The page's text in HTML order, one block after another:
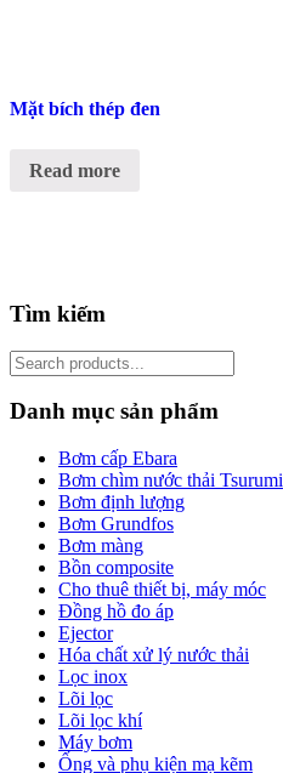
Mặt bích thép đen
Read more
Tìm kiếm
Search
for:
Danh mục sản phẩm
Bơm cấp Ebara
Bơm chìm nước thải Tsurumi
Bơm định lượng
Bơm Grundfos
Bơm màng
Bồn composite
Cho thuê thiết bị, máy móc
Đồng hồ đo áp
Ejector
Hóa chất xử lý nước thải
Lọc inox
Lõi lọc
Lõi lọc khí
Máy bơm
Ống và phụ kiện mạ kẽm